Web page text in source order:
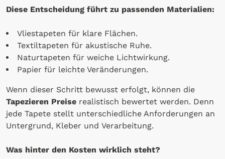
Diese Entscheidung führt zu passenden Materialien:
Vliestapeten für klare Flächen.
Textiltapeten für akustische Ruhe.
Naturtapeten für weiche Lichtwirkung.
Papier für leichte Veränderungen.
Wenn dieser Schritt bewusst erfolgt, können die
Tapezieren Preise realistisch bewertet werden. Denn
jede Tapete stellt unterschiedliche Anforderungen an
Untergrund, Kleber und Verarbeitung.
Was hinter den Kosten wirklich steht?